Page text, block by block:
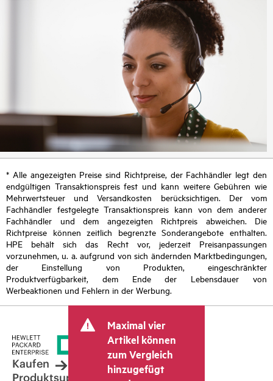
* Alle angezeigten Preise sind Richtpreise, der Fachhändler legt den
endgültigen Transaktionspreis fest und kann weitere Gebühren wie
Mehrwertsteuer und Versandkosten berücksichtigen. Der vom
Fachhändler festgelegte Transaktionspreis kann von dem anderer
Fachhändler und dem angezeigten Richtpreis abweichen. Die
Richtpreise können zeitlich begrenzte Sonderangebote enthalten.
HPE behält sich das Recht vor, jederzeit Preisanpassungen
vorzunehmen, u. a. aufgrund von sich ändernden Marktbedingungen,
der Einstellung von Produkten, eingeschränkter
Produktverfügbarkeit, dem Ende der Lebensdauer von
Werbeaktionen und Fehlern in der Werbung.
Maximal vier
Artikel können
zum Vergleich
hinzugefügt
Kaufen
Produktsupport